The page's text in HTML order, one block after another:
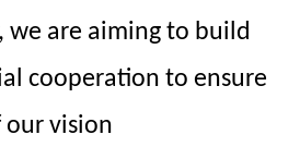
are aiming to build
cooperation to ensure
our vision